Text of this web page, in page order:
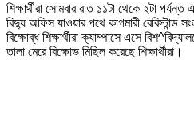
শিক্ষার্থীরা সোমবার রাত ১১টা থেকে ২টা পর্যন্ত
বিদ্যু অফিস যাওয়ার পথে কাগমারী বেবিস্টান্ড
বিক্ষোব্ধ শিক্ষার্থীরা ক্যাম্পাসে এসে
তালা মেরে বিক্ষোভ মিছিল করেছে শিক্ষার্থীরা।